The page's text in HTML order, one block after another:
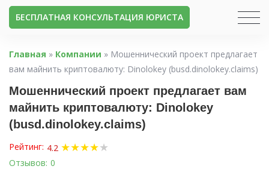
БЕСПЛАТНАЯ КОНСУЛЬТАЦИЯ ЮРИСТА
Главная » Компании » Мошеннический проект предлагает
вам майнить криптовалюту: Dinolokey (busd.dinolokey.claims)
Мошеннический проект предлагает вам
майнить криптовалюту: Dinolokey
(busd.dinolokey.claims)
Рейтинг: 4.2 ★★★★★
Отзывов: 0